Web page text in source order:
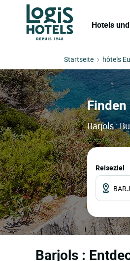
Hotels
Startseite hôtels
Barjols :
Reiseziel
Barjols :